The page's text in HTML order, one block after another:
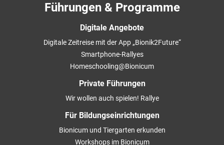
Führungen & Programme
Digitale Angebote
Digitale Zeitreise mit der App „Bionik2Future“
Smartphone-Rallyes
Homeschooling@Bionicum
Private Führungen
Wir wollen auch spielen! Rallye
Für Bildungseinrichtungen
Bionicum und Tiergarten erkunden
Workshops im Bionicum